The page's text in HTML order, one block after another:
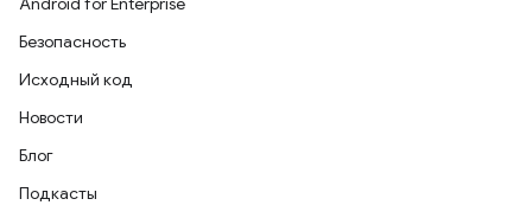
Безопасность
Исходный код
Новости
Блог
Подкасты